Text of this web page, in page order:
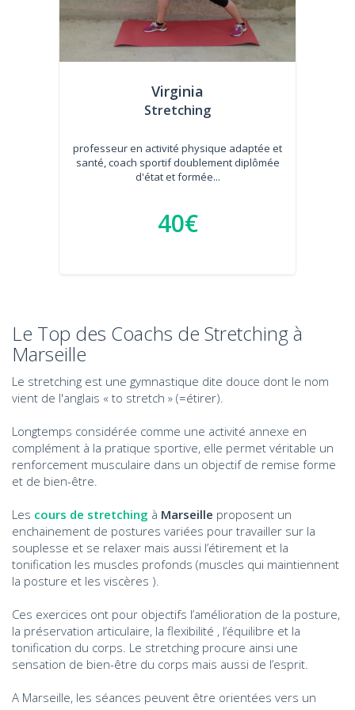
Virginia
Stretching
professeur en activité physique adaptée et
santé, coach sportif doublement diplômée
d'état et formée...
40€
Le Top des Coachs de Stretching à
Marseille
Le stretching est une gymnastique dite douce dont le nom
vient de l'anglais « to stretch » (=étirer).
Longtemps considérée comme une activité annexe en
complément à la pratique sportive, elle permet véritable un
renforcement musculaire dans un objectif de remise forme
et de bien-être.
Les cours de stretching à Marseille proposent un
enchainement de postures variées pour travailler sur la
souplesse et se relaxer mais aussi l’étirement et la
tonification les muscles profonds (muscles qui maintiennent
la posture et les viscères ).
Ces exercices ont pour objectifs l’amélioration de la posture,
la préservation articulaire, la flexibilité , l’équilibre et la
tonification du corps. Le stretching procure ainsi une
sensation de bien-être du corps mais aussi de l’esprit.
A Marseille, les séances peuvent être orientées vers un